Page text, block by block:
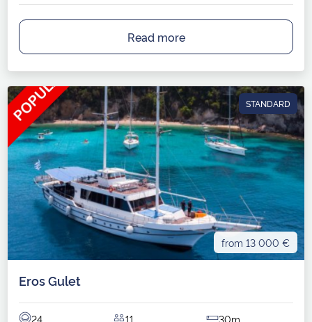
Read more
STANDARD
from 13 000 €
Eros Gulet
24 11 30m